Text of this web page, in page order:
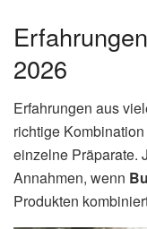
2026
Erfahrungen aus
richtige
einzelne Präparate.
Annahmen, wenn
Produkten